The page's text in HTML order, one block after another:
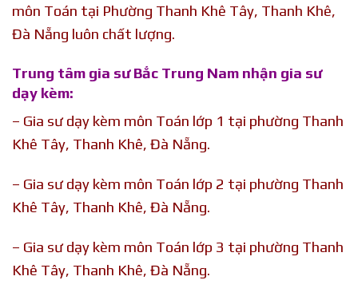
môn Toán tại Phường Thanh Khê Tây, Thanh Khê,
Đà Nẵng luôn chất lượng.
Trung tâm gia sư Bắc Trung Nam nhận gia sư
dạy kèm:
– Gia sư dạy kèm môn Toán lớp 1 tại phường Thanh
Khê Tây, Thanh Khê, Đà Nẵng.
– Gia sư dạy kèm môn Toán lớp 2 tại phường Thanh
Khê Tây, Thanh Khê, Đà Nẵng.
– Gia sư dạy kèm môn Toán lớp 3 tại phường Thanh
Khê Tây, Thanh Khê, Đà Nẵng.